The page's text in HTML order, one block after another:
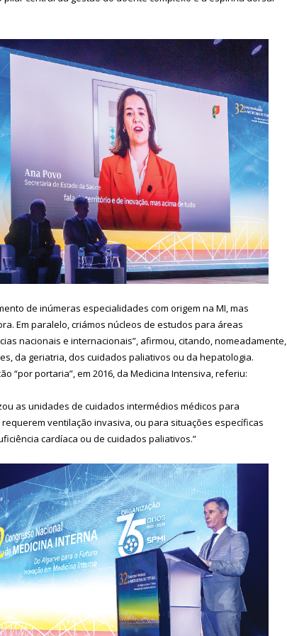
de inúmeras especialidades com origem na MI, mas
Em paralelo, criámos núcleos de estudos para áreas
nacionais e internacionais”, afirmou, citando, nomeadamente,
da geriatria, dos cuidados paliativos ou da hepatologia.
“por portaria”, em 2016, da Medicina Intensiva, referiu:
as unidades de cuidados intermédios médicos para
ventilação invasiva, ou para situações específicas
cardíaca ou de cuidados paliativos.”